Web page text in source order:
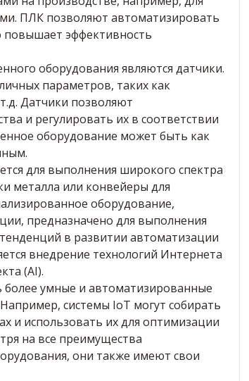
ПЛК позволяют автоматизировать
повышает эффективность
оборудования являются датчики.
параметров, таких как
Датчики позволяют
и регулировать их в соответствии
оборудование может быть как
для выполнения широкого спектра
металла или конвейеры для
оборудование,
предназначено для выполнения
в развитии автоматизации
внедрение технологий Интернета
(AI).
более умные и автоматизированные
системы IoT могут собирать
и использовать их для оптимизации
на все преимущества
они также имеют свои